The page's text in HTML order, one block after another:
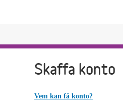
Skaffa konto
Vem kan få konto?